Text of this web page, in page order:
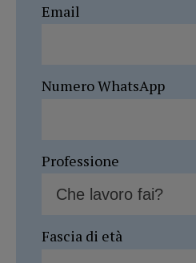
Email
Numero WhatsApp
Professione
Fascia di età